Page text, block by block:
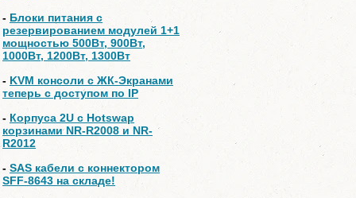
- Блоки питания с
резервированием модулей 1+1
мощностью 500Вт, 900Вт,
1000Вт, 1200Вт, 1300Вт
- KVM консоли с ЖК-Экранами
теперь с доступом по IP
- Корпуса 2U с Hotswap
корзинами NR-R2008 и NR-
R2012
- SAS кабели с коннектором
SFF-8643 на складе!